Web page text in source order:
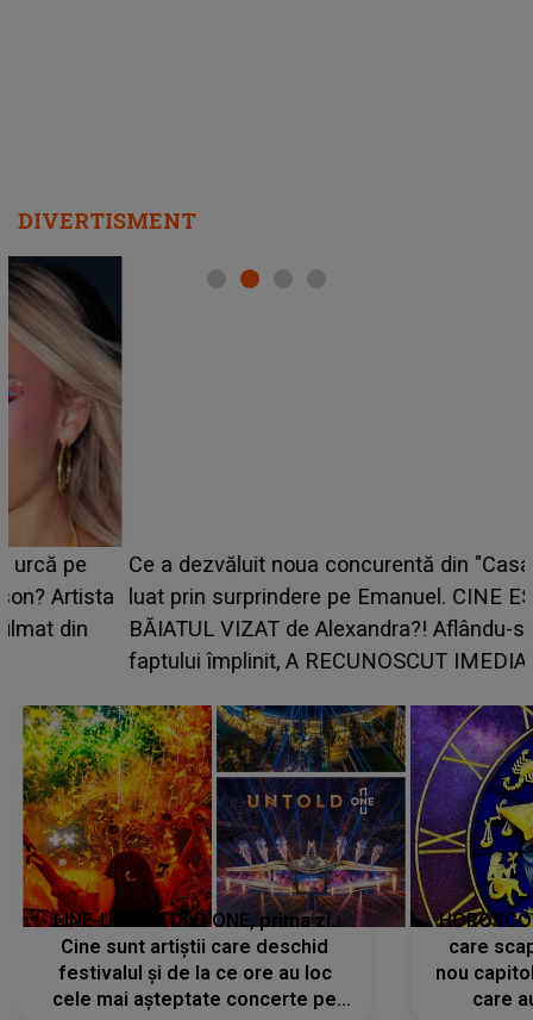
DIVERTISMENT
Ce a dezvăluit noua concurentă din "Casa Iubirii" l-a
luat prin surprindere pe Emanuel. CINE ESTE
BĂIATUL VIZAT de Alexandra?! Aflându-se în fața
faptului împlinit, A RECUNOSCUT IMEDIAT: "Am
LINE-UP UNTOLD ONE, prima zi.
Cine sunt artiștii care deschid
festivalul și de la ce ore au loc
cele mai așteptate concerte pe
care
nou
care